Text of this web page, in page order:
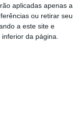
aplicadas apenas a
ou retirar seu
a este site e
da página.
feita ao
servirá